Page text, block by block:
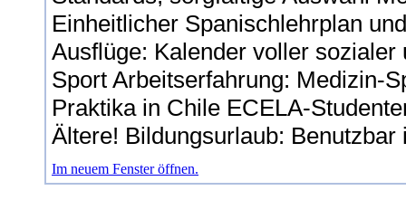
Einheitlicher Spanischlehrplan
Ausflüge: Kalender voller
Sport Arbeitserfahrung: Medizin-
Praktika in Chile ECELA-
Ältere! Bildungsurlaub:
Im neuem Fenster öffnen.